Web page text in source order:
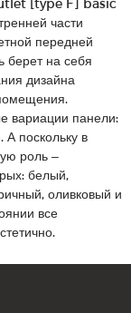
[type F] basic
части
передней
берет на себя
дизайна
вариации панели:
поскольку в
роль –
белый,
оливковый и
все